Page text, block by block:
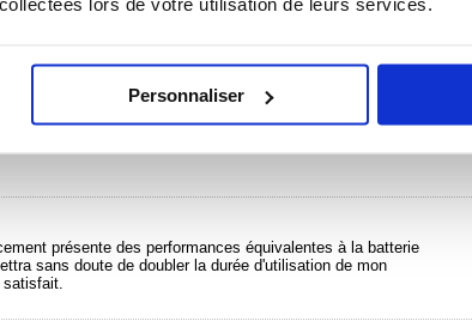
Personnaliser
(2016) - 3100 mAh - Li-Ion - 3.85V
présente des performances équivalentes à la batterie
sans doute de doubler la durée d'utilisation de mon
satisfait.